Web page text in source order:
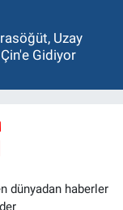
Uzay
Gidiyor
dünyadan haberler